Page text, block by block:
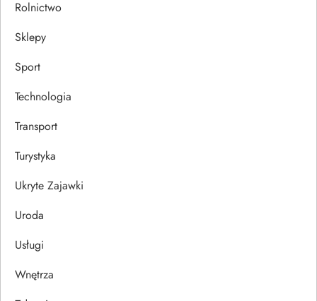
Rolnictwo
Sklepy
Sport
Technologia
Transport
Turystyka
Ukryte Zajawki
Uroda
Usługi
Wnętrza